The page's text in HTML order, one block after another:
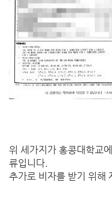
위 세가지가 홍콩대학교
류입니다.
추가로 비자를 받기 위해